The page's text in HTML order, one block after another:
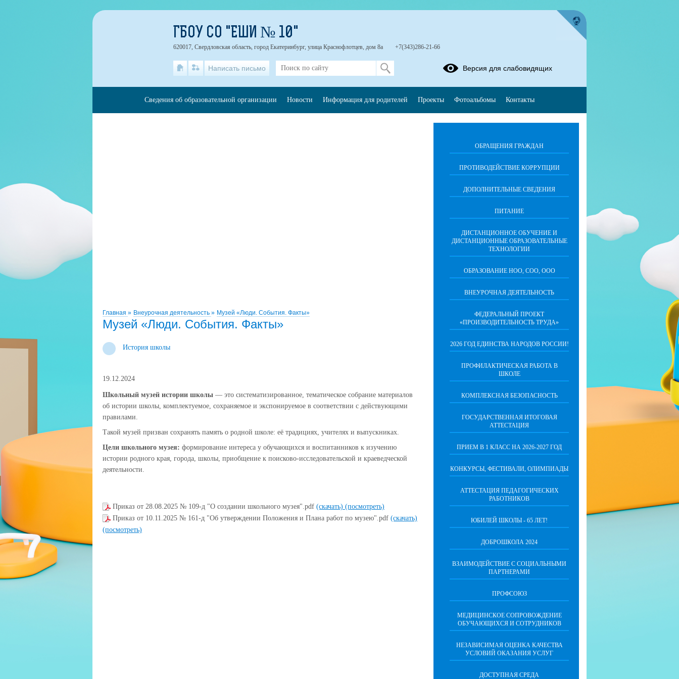
Главная » Внеурочная деятельность » Музей «Люди. События. Факты»
Музей «Люди. События. Факты»
История школы
19.12.2024
Школьный музей истории школы — это систематизированное, тематическое собрание материалов
об истории школы, комплектуемое, сохраняемое и экспонируемое в соответствии с действующими
правилами.
Такой музей призван сохранять память о родной школе: её традициях, учителях и выпускниках.
Цели школьного музея: формирование интереса у обучающихся и воспитанников к изучению
истории родного края, города, школы, приобщение к поисково-исследовательской и краеведческой
деятельности.
Приказ от 28.08.2025 № 109-д "О создании школьного музея".pdf (скачать) (посмотреть)
Приказ от 10.11.2025 № 161-д "Об утверждении Положения и Плана работ по музею".pdf (скачать)
(посмотреть)
ОБРАЩЕНИЯ ГРАЖДАН
ПРОТИВОДЕЙСТВИЕ КОРРУПЦИИ
ДОПОЛНИТЕЛЬНЫЕ СВЕДЕНИЯ
ПИТАНИЕ
ДИСТАНЦИОННОЕ ОБУЧЕНИЕ И
ДИСТАНЦИОННЫЕ ОБРАЗОВАТЕЛЬНЫЕ
ТЕХНОЛОГИИ
ОБРАЗОВАНИЕ НОО, СОО, ООО
ВНЕУРОЧНАЯ ДЕЯТЕЛЬНОСТЬ
ФЕДЕРАЛЬНЫЙ ПРОЕКТ
«ПРОИЗВОДИТЕЛЬНОСТЬ ТРУДА»
2026 ГОД ЕДИНСТВА НАРОДОВ РОССИИ!
ПРОФИЛАКТИЧЕСКАЯ РАБОТА В
ШКОЛЕ
КОМПЛЕКСНАЯ БЕЗОПАСНОСТЬ
ГОСУДАРСТВЕННАЯ ИТОГОВАЯ
АТТЕСТАЦИЯ
ПРИЕМ В 1 КЛАСС НА 2026-2027 ГОД
КОНКУРСЫ, ФЕСТИВАЛИ, ОЛИМПИАДЫ
АТТЕСТАЦИЯ ПЕДАГОГИЧЕСКИХ
РАБОТНИКОВ
ЮБИЛЕЙ ШКОЛЫ - 65 ЛЕТ!
ДОБРОШКОЛА 2024
ВЗАИМОДЕЙСТВИЕ С СОЦИАЛЬНЫМИ
ПАРТНЕРАМИ
ПРОФСОЮЗ
МЕДИЦИНСКОЕ СОПРОВОЖДЕНИЕ
ОБУЧАЮЩИХСЯ И СОТРУДНИКОВ
НЕЗАВИСИМАЯ ОЦЕНКА КАЧЕСТВА
УСЛОВИЙ ОКАЗАНИЯ УСЛУГ
ДОСТУПНАЯ СРЕДА
ГБОУ СО "ЕШИ № 10"
620017, Свердловская область, город Екатеринбург, улица Краснофлотцев, дом 8а +7(343)286-21-66
Написать письмо Версия для слабовидящих
Сведения об образовательной организации Новости Информация для родителей Проекты Фотоальбомы Контакты